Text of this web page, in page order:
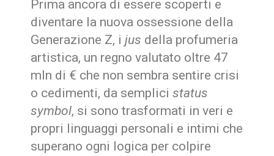
Prima ancora di essere scoperti e
diventare la nuova ossessione della
Generazione Z, ijus della profumeria
artistica, un regno valutato oltre 47
mln di € che non sembra sentire crisi
o cedimenti, da semplicistatus
symbol, si sono trasformati in veri e
propri linguaggi personali e intimi che
superano ogni logica per colpire